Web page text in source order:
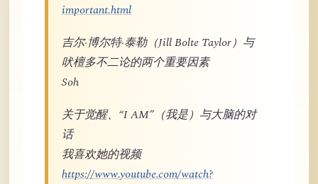
important.html
吉尔·博尔特·泰勒（Jill Bolte Taylor）与
吠檀多不二论的两个重要因素
Soh
关于觉醒、“I AM”（我是）与大脑的对
话
我喜欢她的视频
https://www.youtube.com/watch?